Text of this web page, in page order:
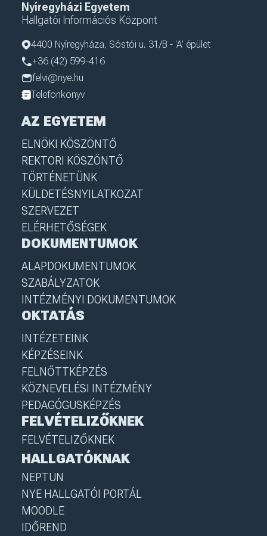
Nyíregyházi Egyetem
Hallgatói Információs Központ
4400 Nyíregyháza, Sóstói u. 31/B - 'A' épület
+36 (42) 599-416
felvi@nye.hu
Telefonkönyv
AZ EGYETEM
ELNÖKI KÖSZÖNTŐ
REKTORI KÖSZÖNTŐ
TÖRTÉNETÜNK
KÜLDETÉSNYILATKOZAT
SZERVEZET
ELÉRHETŐSÉGEK
DOKUMENTUMOK
ALAPDOKUMENTUMOK
SZABÁLYZATOK
INTÉZMÉNYI DOKUMENTUMOK
OKTATÁS
INTÉZETEINK
KÉPZÉSEINK
FELNŐTTKÉPZÉS
KÖZNEVELÉSI INTÉZMÉNY
PEDAGÓGUSKÉPZÉS
FELVÉTELIZŐKNEK
FELVÉTELIZŐKNEK
HALLGATÓKNAK
NEPTUN
NYE HALLGATÓI PORTÁL
MOODLE
IDŐREND